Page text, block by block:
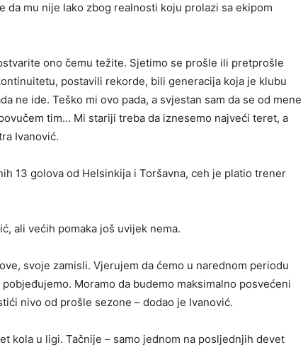
da mu nije lako zbog realnosti koju prolazi sa ekipom
ono čemu težite. Sjetimo se prošle ili pretprošle
postavili rekorde, bili generacija koja je klubu
ne ide. Teško mi ovo pada, a svjestan sam da se od mene
tim… Mi stariji treba da iznesemo najveći teret, a
Ivanović.
13 golova od Helsinkija i Toršavna, ceh je platio trener
ali većih pomaka još uvijek nema.
svoje zamisli. Vjerujem da ćemo u narednom periodu
Moramo da budemo maksimalno posvećeni
nivo od prošle sezone – dodao je Ivanović.
kola u ligi. Tačnije – samo jednom na posljednjih devet